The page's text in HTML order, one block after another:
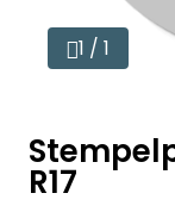
1 / 1
R17